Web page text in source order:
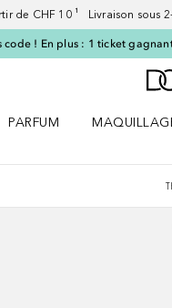
de CHF 10 ¹ Livraison sous
code ! En plus : 1 ticket
PARFUM